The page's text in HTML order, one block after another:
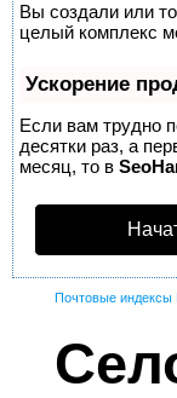
Вы создали или
целый комплекс
Ускорение
Если вам трудно
десятки раз, а
месяц, то в
Почтовые